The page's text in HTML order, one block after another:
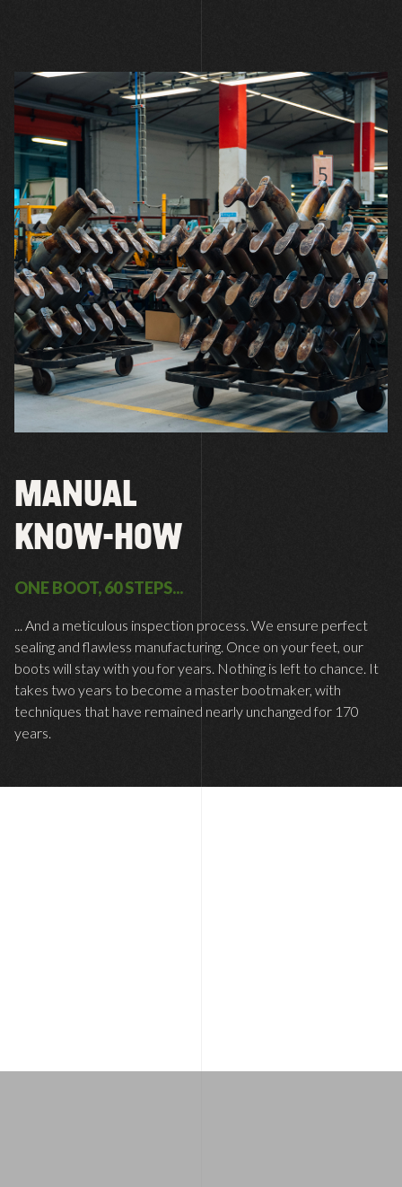
MANUAL
KNOW-HOW
ONE BOOT, 60 STEPS...
... And a meticulous inspection process. We ensure perfect
sealing and flawless manufacturing. Once on your feet, our
boots will stay with you for years. Nothing is left to chance. It
takes two years to become a master bootmaker, with
techniques that have remained nearly unchanged for 170
years.